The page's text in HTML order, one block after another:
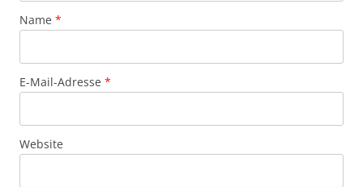
Name *
E-Mail-Adresse *
Website